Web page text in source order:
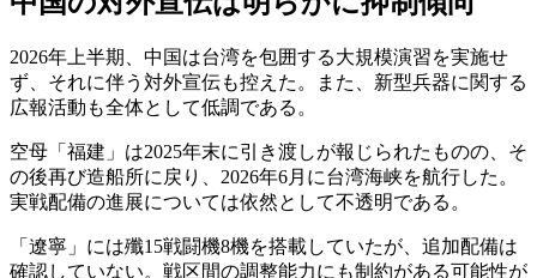
2026年上半期、中国は台湾を包囲する大規模演習を実施せ
ず、それに伴う対外宣伝も控えた。また、新型兵器に関する
広報活動も全体として低調である。
空母「福建」は2025年末に引き渡しが報じられたものの、そ
の後再び造船所に戻り、2026年6月に台湾海峡を航行した。
実戦配備の進展については依然として不透明である。
「遼寧」には殲15戦闘機8機を搭載していたが、追加配備は
確認していない。戦区間の調整能力にも制約がある可能性が